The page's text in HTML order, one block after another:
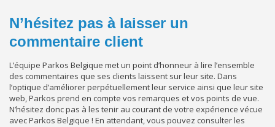
N’hésitez pas à laisser un
commentaire client
L’équipe Parkos Belgique met un point d’honneur à lire l’ensemble
des commentaires que ses clients laissent sur leur site. Dans
l’optique d’améliorer perpétuellement leur service ainsi que leur site
web, Parkos prend en compte vos remarques et vos points de vue.
N’hésitez donc pas à les tenir au courant de votre expérience vécue
avec Parkos Belgique ! En attendant, vous pouvez consulter les